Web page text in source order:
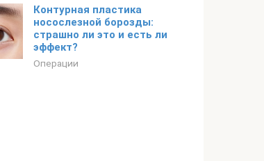
Контурная пластика
носослезной борозды:
страшно ли это и есть ли
эффект?
Операции